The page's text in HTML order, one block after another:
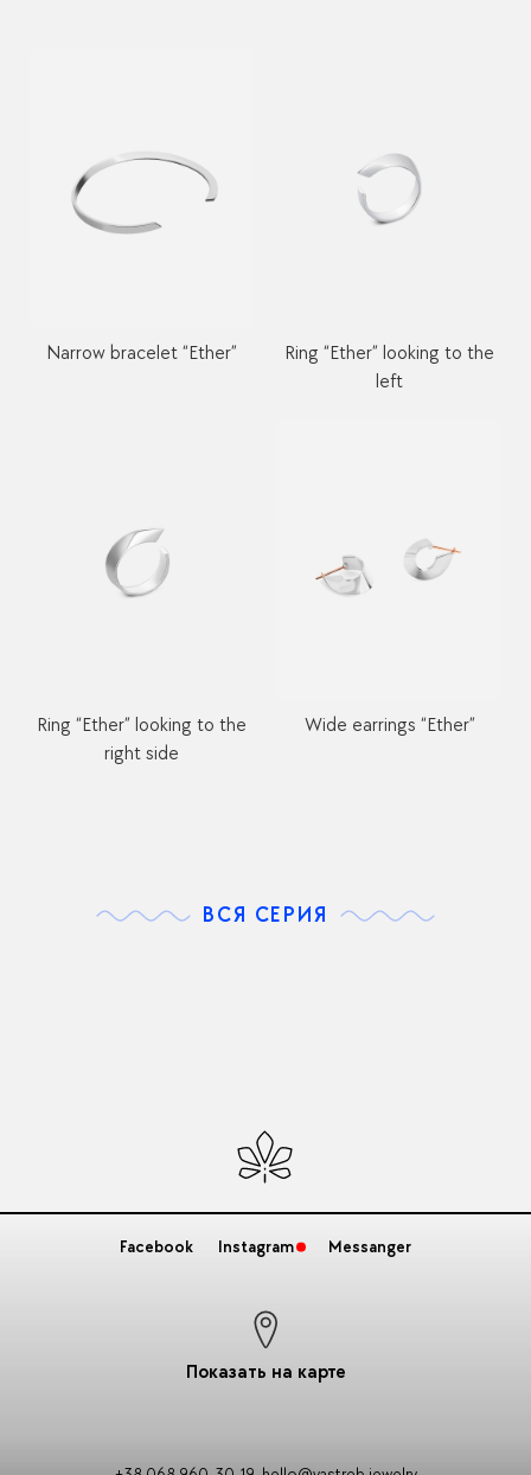
Narrow bracelet “Ether”
Ring “Ether” looking to the
left
Ring “Ether” looking to the
right side
Wide earrings “Ether”
ВСЯ СЕРИЯ
Facebook Instagram Messanger
Показать на карте